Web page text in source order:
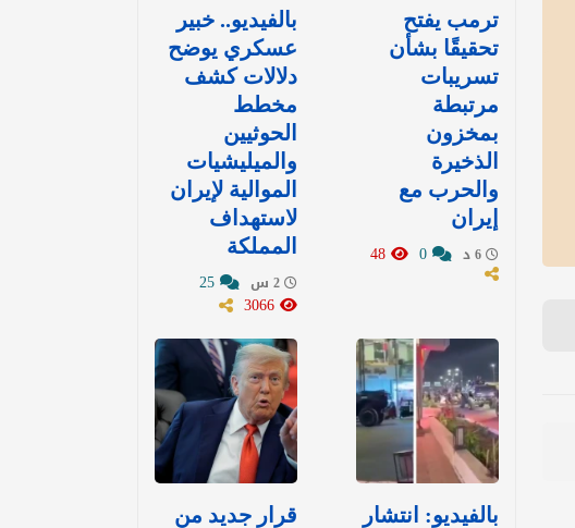
ترمب يفتح
تحقيقًا بشأن
تسريبات
مرتبطة
بمخزون
الذخيرة
والحرب مع
إيران
بالفيديو.. خبير
عسكري يوضح
دلالات كشف
مخطط
الحوثيين
والميليشيات
الموالية لإيران
لاستهداف
المملكة
بالفيديو: انتشار
قرار جديد من